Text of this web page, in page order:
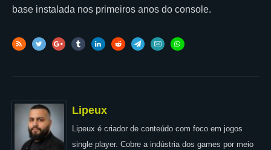
base instalada nos primeiros anos do console.
Lipeux
Lipeux é criador de conteúdo com foco em jogos
single player. Cobre a indústria dos games por meio